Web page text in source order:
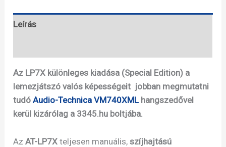
Leírás
Az LP7X különleges kiadása (Special Edition) a
lemezjátszó valós képességeit jobban megmutatni
tudóAudio-Technica VM740XML hangszedővel
kerül kizárólag a 3345.hu boltjába.
AzAT-LP7X teljesen manuális,szíjhajtású